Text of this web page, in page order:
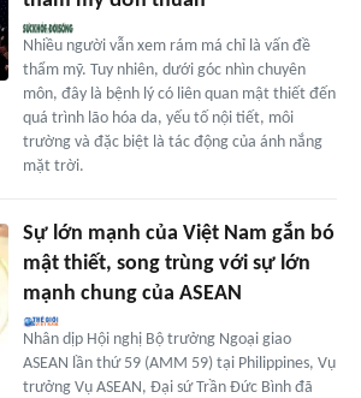
Nhiều người vẫn xem rám má chỉ là vấn đề
thẩm mỹ. Tuy nhiên, dưới góc nhìn chuyên
môn, đây là bệnh lý có liên quan mật thiết đến
quá trình lão hóa da, yếu tố nội tiết, môi
trường và đặc biệt là tác động của ánh nắng
mặt trời.
Sự lớn mạnh của Việt Nam gắn bó
mật thiết, song trùng với sự lớn
mạnh chung của ASEAN
Nhân dịp Hội nghị Bộ trưởng Ngoại giao
ASEAN lần thứ 59 (AMM 59) tại Philippines, Vụ
trưởng Vụ ASEAN, Đại sứ Trần Đức Bình đã